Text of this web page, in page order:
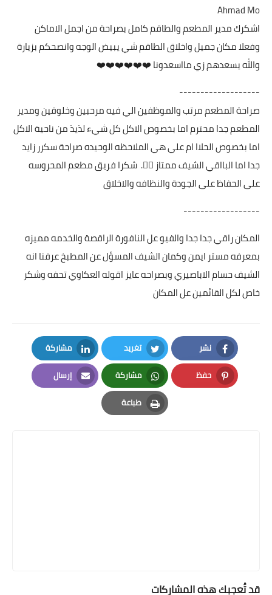
Ahmad Mo
اشكرك مدير المطعم والطاقم كامل بصراحة من اجمل الاماكن
وفعلا مكان جميل واخلاق الطاقم شي يبيض الوجه وانصحكم بزيارة
والله يسعدهم زي مااسعدونا ❤️❤️❤️❤️❤️❤️
-------------------
صراحة المطعم مرتب والموظفين الي فيه مرحبين وخلوقين ومدير
المطعم جدا محترم اما بخصوص الاكل كل شيء لذيذ من ناحية الاكل
اما بخصوص الحلاا ام علي هي الملاحظه الوحيده صراحة سكرر زايد
جدا اما البااقي الشيف ممتاز 👌🏼. شكرا فريق مطعم المحروسه
على الحفاظ على الجودة والنظافه والاخلاق
------------------
المكان راقي جدا جدا والفيو عل النافورة الراقصة والخدمه مميزه
بمعرفه مستر ايمن وكمان الشيف المسؤل عن المطبخ عرفنا انه
الشيف حسام الاباصيري وبصراحه عايز اقوله العكاوي تحفه وشكر
خاص لكل القائمين عل المكان
نشر
Facebook
تغريد
Twitter
مشاركة
LinkedIn
حفظ
Pinterest
مشاركة
Whatsapp
إرسال
Email
طباعة
Print
قد تُعجبك هذه المشاركات